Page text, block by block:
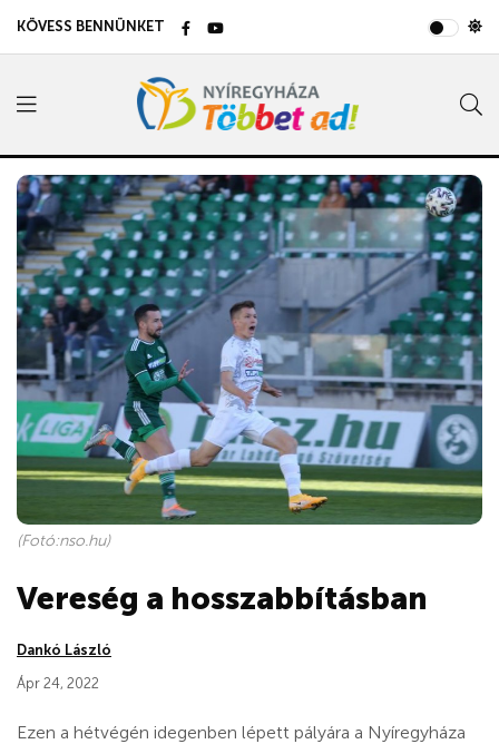
KÖVESS BENNÜNKET
(Fotó:nso.hu)
Vereség a hosszabbításban
Dankó László
Ápr 24, 2022
Ezen a hétvégén idegenben lépett pályára a Nyíregyháza